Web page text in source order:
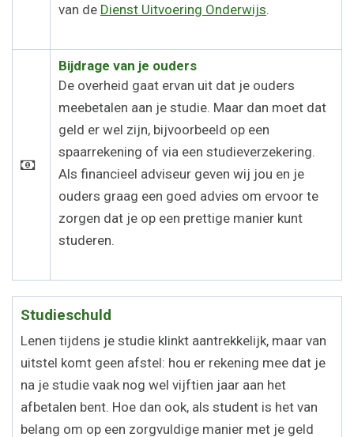
van de Dienst Uitvoering Onderwijs.
Bijdrage van je ouders
De overheid gaat ervan uit dat je ouders
meebetalen aan je studie. Maar dan moet dat
geld er wel zijn, bijvoorbeeld op een
spaarrekening of via een studieverzekering.
Als financieel adviseur geven wij jou en je
ouders graag een goed advies om ervoor te
zorgen dat je op een prettige manier kunt
studeren.
Studieschuld
Lenen tijdens je studie klinkt aantrekkelijk, maar van
uitstel komt geen afstel: hou er rekening mee dat je
na je studie vaak nog wel vijftien jaar aan het
afbetalen bent. Hoe dan ook, als student is het van
belang om op een zorgvuldige manier met je geld